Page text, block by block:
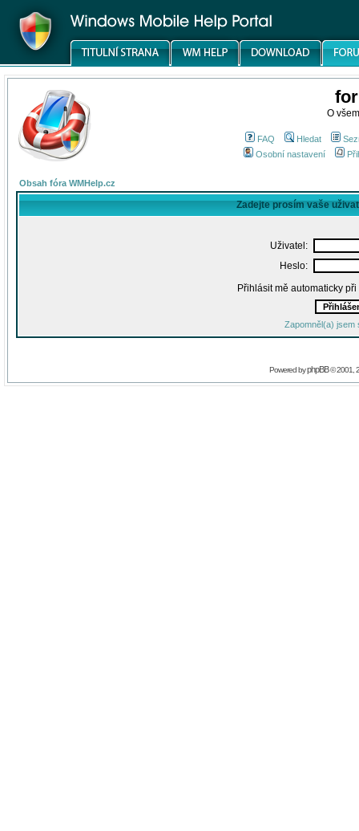
O
FAQ Hledat
Osobní nastavení
Obsah fóra WMHelp.cz
Zadejte prosím vaše
Uživatel:
Heslo:
Přihlásit mě automaticky
Zapomněl(a) jsem
Powered byphpBB© 2001,